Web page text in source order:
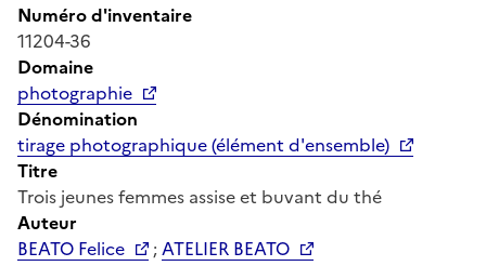
Numéro d'inventaire
11204-36
Domaine
photographie
Dénomination
tirage photographique (élément d'ensemble)
Titre
Trois jeunes femmes assise et buvant du thé
Auteur
BEATO Felice
;ATELIER BEATO